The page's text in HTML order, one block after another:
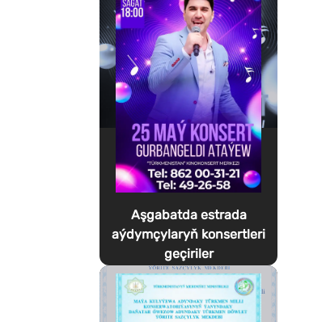
Aşgabatda estrada
aýdymçylaryň konsertleri
geçiriler